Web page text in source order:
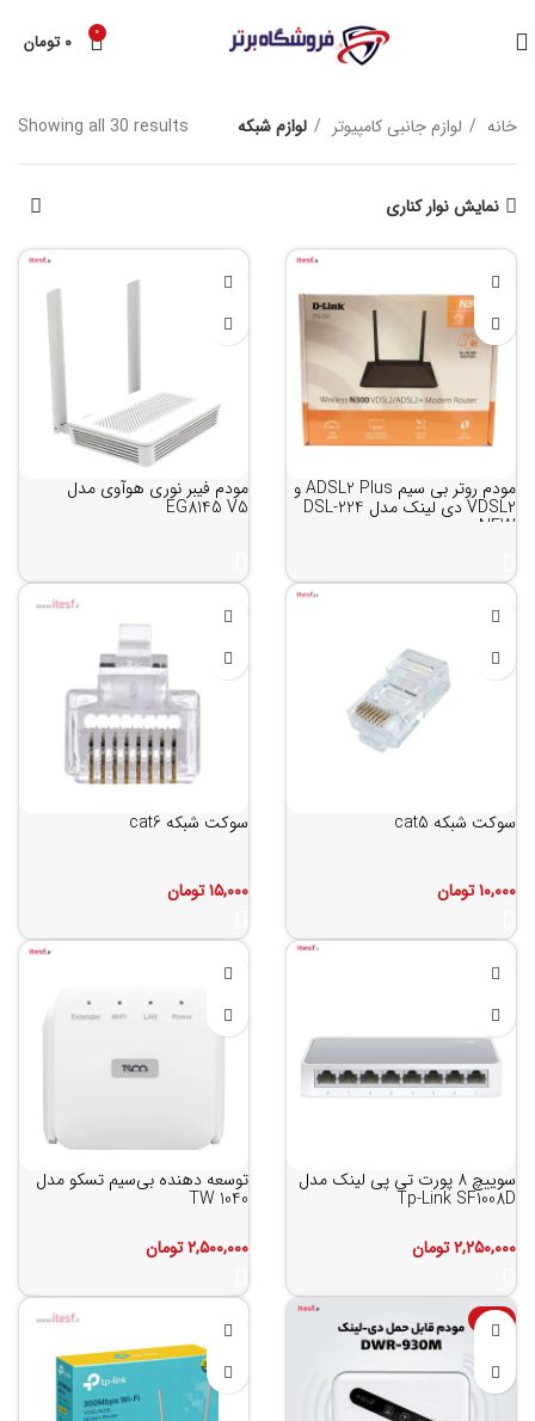
0 ۰ تومان
خانه لوازم جانبی کامپیوتر لوازم شبکه Showing all 30 results
نمایش نوار کناری
مودم روتر بی سیم ADSL2 Plus و
VDSL2 دی لینک مدل DSL-224
NEW
مودم فیبر نوری هوآوی مدل
EG8145 V5
سوکت شبکه cat5
۱۰,۰۰۰تومان
سوکت شبکه cat6
۱۵,۰۰۰تومان
سوییچ 8 پورت تی پی لینک مدل
Tp-Link SF1008D
۲,۲۵۰,۰۰۰تومان
توسعه دهنده بی‌سیم تسکو مدل
TW 1040
۲,۵۰۰,۰۰۰تومان
-6%